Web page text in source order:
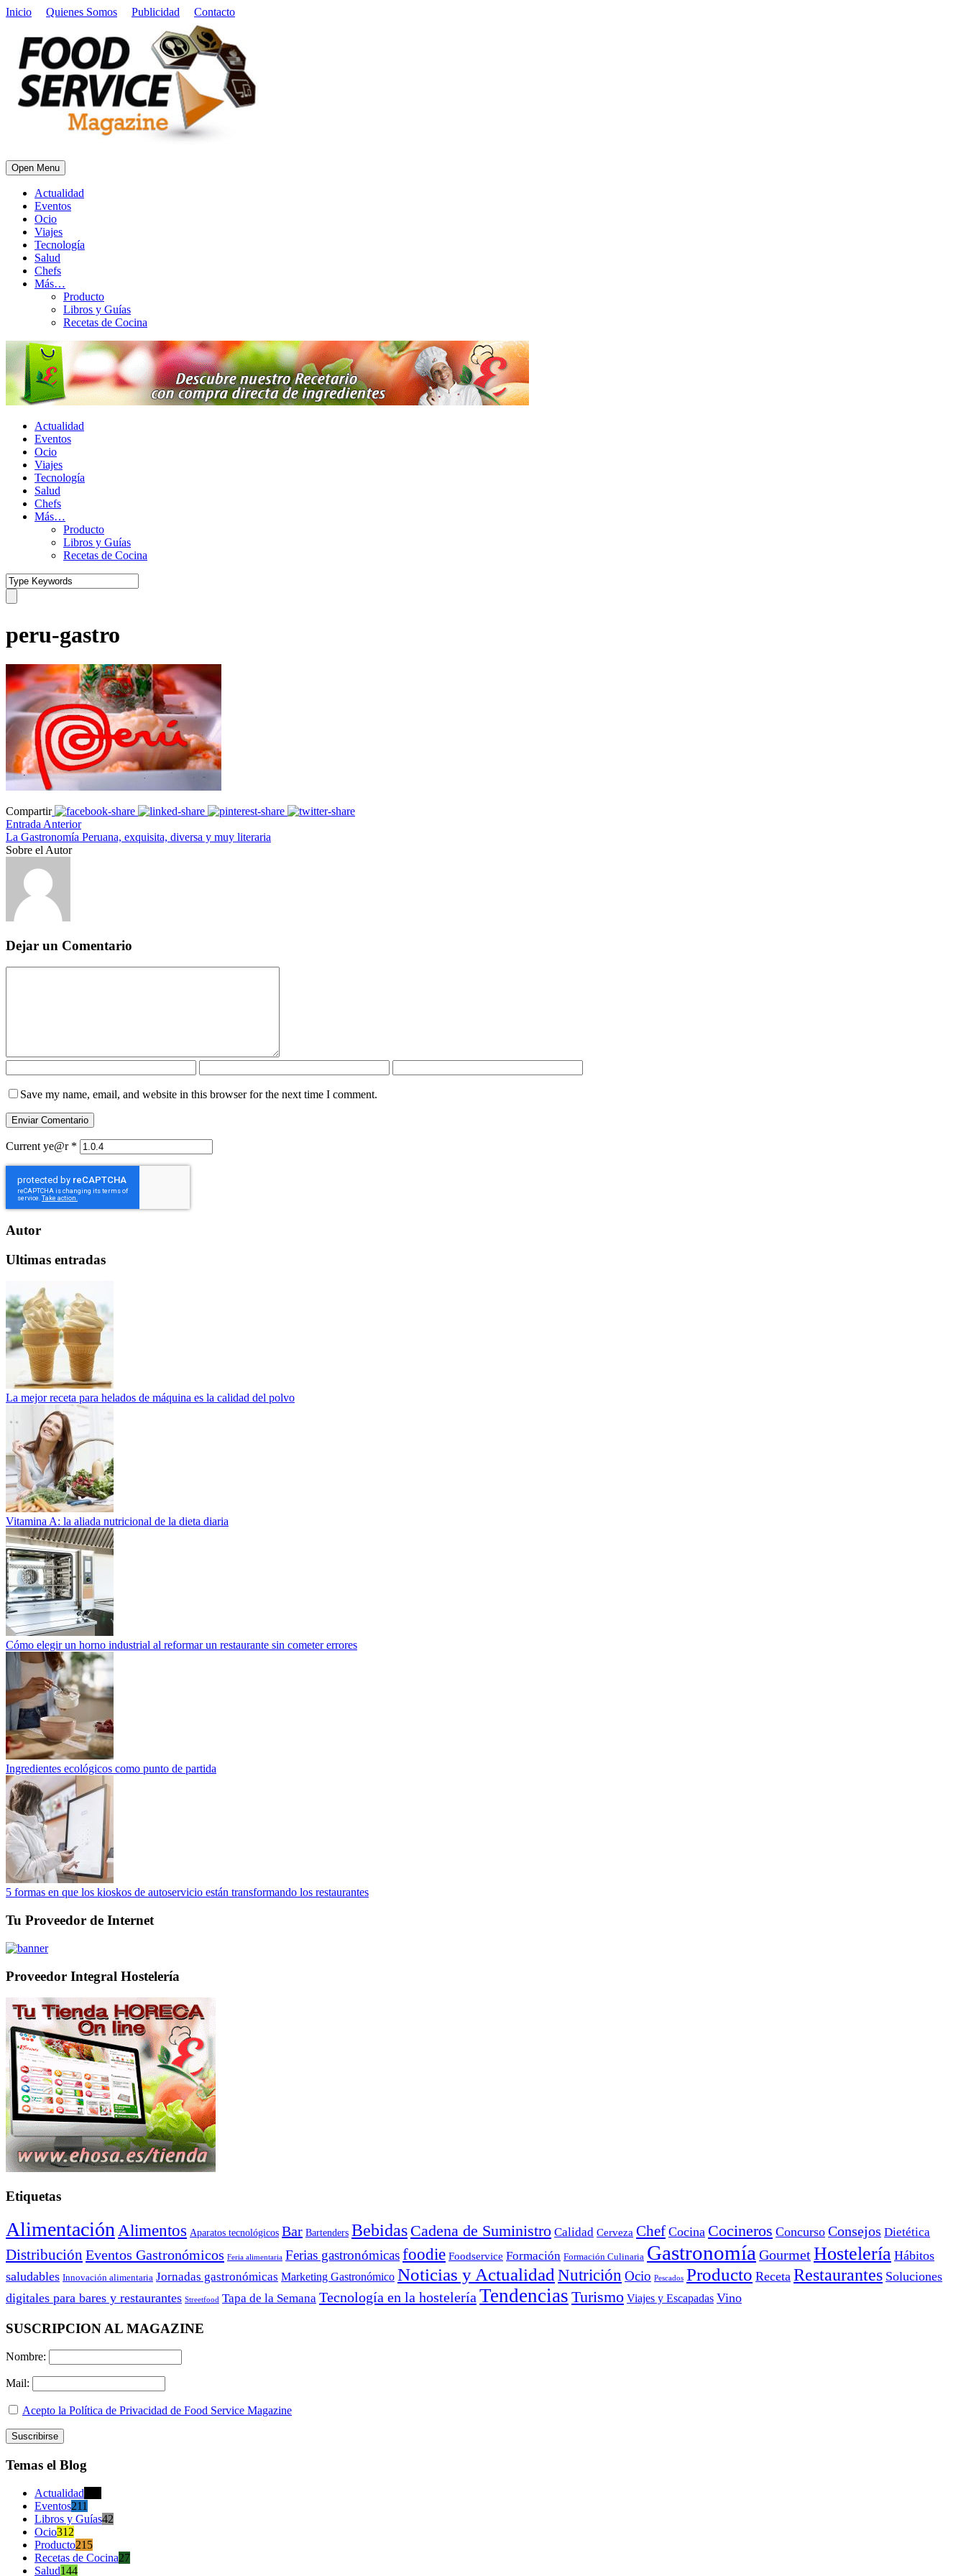
Inicio Quienes Somos Publicidad Contacto
Open Menu
Actualidad
Eventos
Ocio
Viajes
Tecnología
Salud
Chefs
Más…
Producto
Libros y Guías
Recetas de Cocina
Actualidad
Eventos
Ocio
Viajes
Tecnología
Salud
Chefs
Más…
Producto
Libros y Guías
Recetas de Cocina
peru-gastro
Compartir
Entrada Anterior
La Gastronomía Peruana, exquisita, diversa y muy literaria
Sobre el Autor
Dejar un Comentario
Save my name, email, and website in this browser for the next time I comment.
Current ye@r *
Autor
Ultimas entradas
La mejor receta para helados de máquina es la calidad del polvo
Vitamina A: la aliada nutricional de la dieta diaria
Cómo elegir un horno industrial al reformar un restaurante sin cometer errores
Ingredientes ecológicos como punto de partida
5 formas en que los kioskos de autoservicio están transformando los restaurantes
Tu Proveedor de Internet
Proveedor Integral Hostelería
Etiquetas
Alimentación Alimentos Aparatos tecnológicos Bar Bartenders Bebidas Cadena de Suministro Calidad Cerveza Chef Cocina Cocineros Concurso Consejos Dietética
Distribución Eventos Gastronómicos Feria alimentaria Ferias gastronómicasfoodie Foodservice Formación Formación Culinaria Gastronomía GourmetHostelería Hábitos
saludables Innovación alimentaria Jornadas gastronómicas Marketing Gastronómico Noticias y Actualidad Nutrición Ocio Pescados Producto Receta Restaurantes Soluciones
digitales para bares y restaurantes Streetfood Tapa de la Semana Tecnología en la hostelería Tendencias Turismo Viajes y Escapadas Vino
SUSCRIPCION AL MAGAZINE
Nombre:
Mail:
Acepto la Política de Privacidad de Food Service Magazine
Temas el Blog
Actualidad
Eventos211
Libros y Guías42
Ocio312
Producto215
Recetas de Cocina27
Salud144